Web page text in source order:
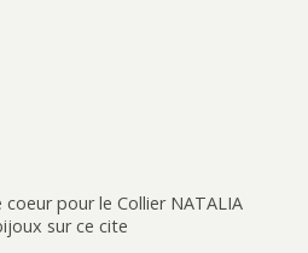
coeur pour le Collier NATALIA
sur ce cite